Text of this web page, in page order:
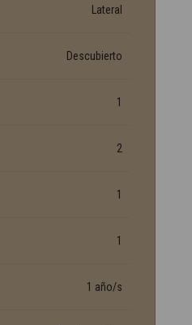
Lateral
Descubierto
1
2
1
1
1 año/s